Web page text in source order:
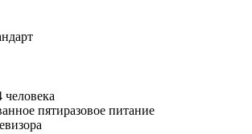
пятиразовое питание